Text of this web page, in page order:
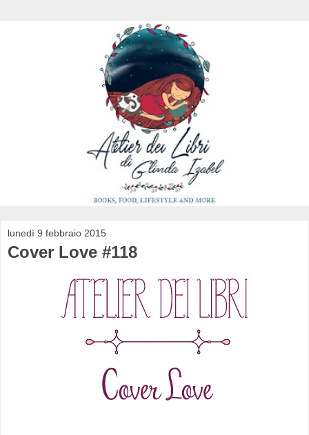
lunedì 9 febbraio 2015
Cover Love #118